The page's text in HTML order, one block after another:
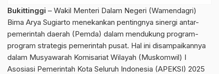
Bukittinggi – Wakil Menteri Dalam Negeri (Wamendagri)
Bima Arya Sugiarto menekankan pentingnya sinergi antar-
pemerintah daerah (Pemda) dalam mendukung program-
program strategis pemerintah pusat. Hal ini disampaikannya
dalam Musyawarah Komisariat Wilayah (Muskomwil) I
Asosiasi Pemerintah Kota Seluruh Indonesia (APEKSI) 2025